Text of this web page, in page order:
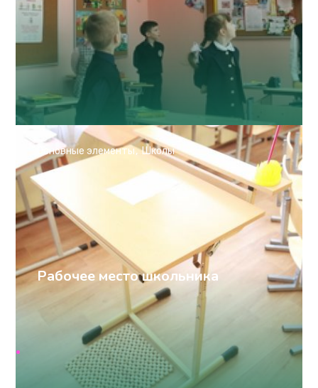
Рабочее место школьника
Основные элементы Школы